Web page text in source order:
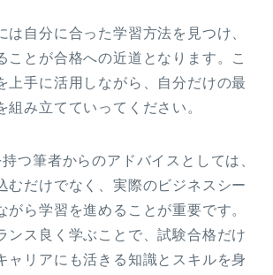
は自分に合った学習方法を見つけ、
ことが合格への近道となります。こ
上手に活用しながら、自分だけの最
組み立てていってください。
つ筆者からのアドバイスとしては、
むだけでなく、実際のビジネスシー
がら学習を進めることが重要です。
ンス良く学ぶことで、試験合格だけ
ャリアにも活きる知識とスキルを身